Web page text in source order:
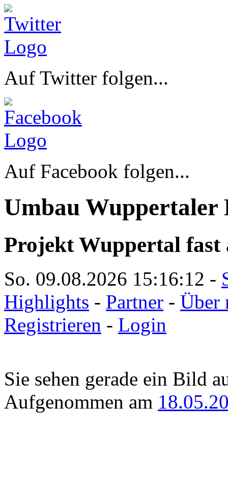
Auf Twitter folgen...
Auf Facebook folgen...
Umbau Wuppertaler
Projekt Wuppertal fast
So. 09.08.2026 15:16:12 -
Highlights - Partner - Über
Registrieren - Login
Sie sehen gerade ein Bild
Aufgenommen am